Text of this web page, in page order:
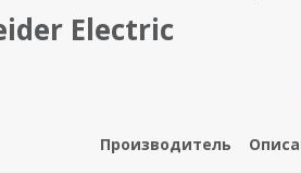
Electric
Производитель